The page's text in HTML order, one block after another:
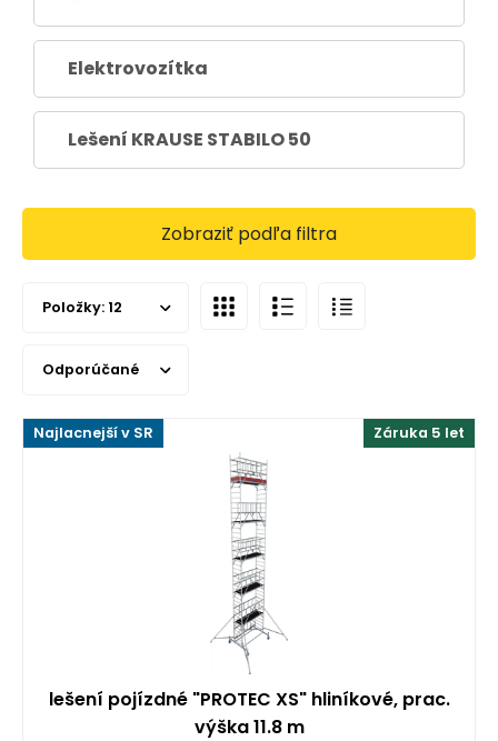
Elektrovozítka
Lešení KRAUSE STABILO 50
Zobraziť podľa filtra
Položky: 12
Odporúčané
Záruka 5 let
Najlacnejší v SR
lešení pojízdné "PROTEC XS" hliníkové, prac.
výška 11.8 m